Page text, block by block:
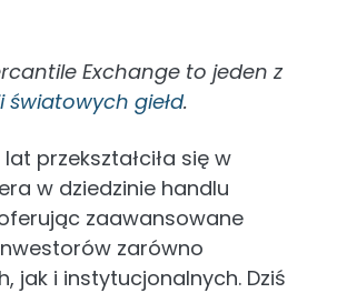
Exchange to jeden z
światowych giełd.
przekształciła się w
w dziedzinie handlu
zaawansowane
zarówno
jak i instytucjonalnych. Dziś